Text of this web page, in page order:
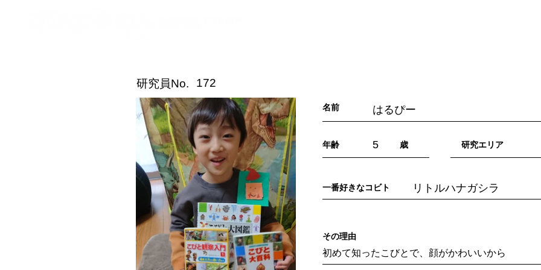
​研究員No. 172
名前 はるぴー
年齢 5 歳 ​研究エリア
一番好きなコビト リトルハナガシラ
​その理由
初めて知ったこびとで、顔がかわいいから